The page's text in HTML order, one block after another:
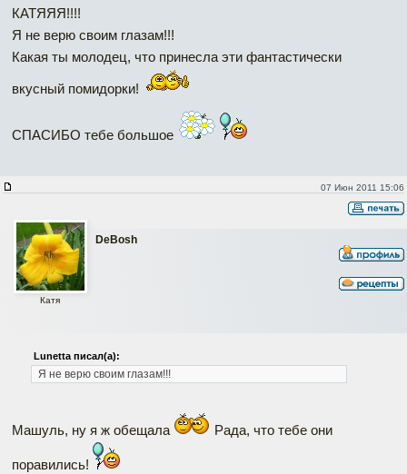
КАТЯЯЯ!!!!
Я не верю своим глазам!!!
Какая ты молодец, что принесла эти фантастически
вкусный помидорки!
СПАСИБО тебе большое
07 Июн 2011 15:06
DeBosh
Катя
Lunetta писал(а):
Я не верю своим глазам!!!
Машуль, ну я ж обещала Рада, что тебе они
поравились!